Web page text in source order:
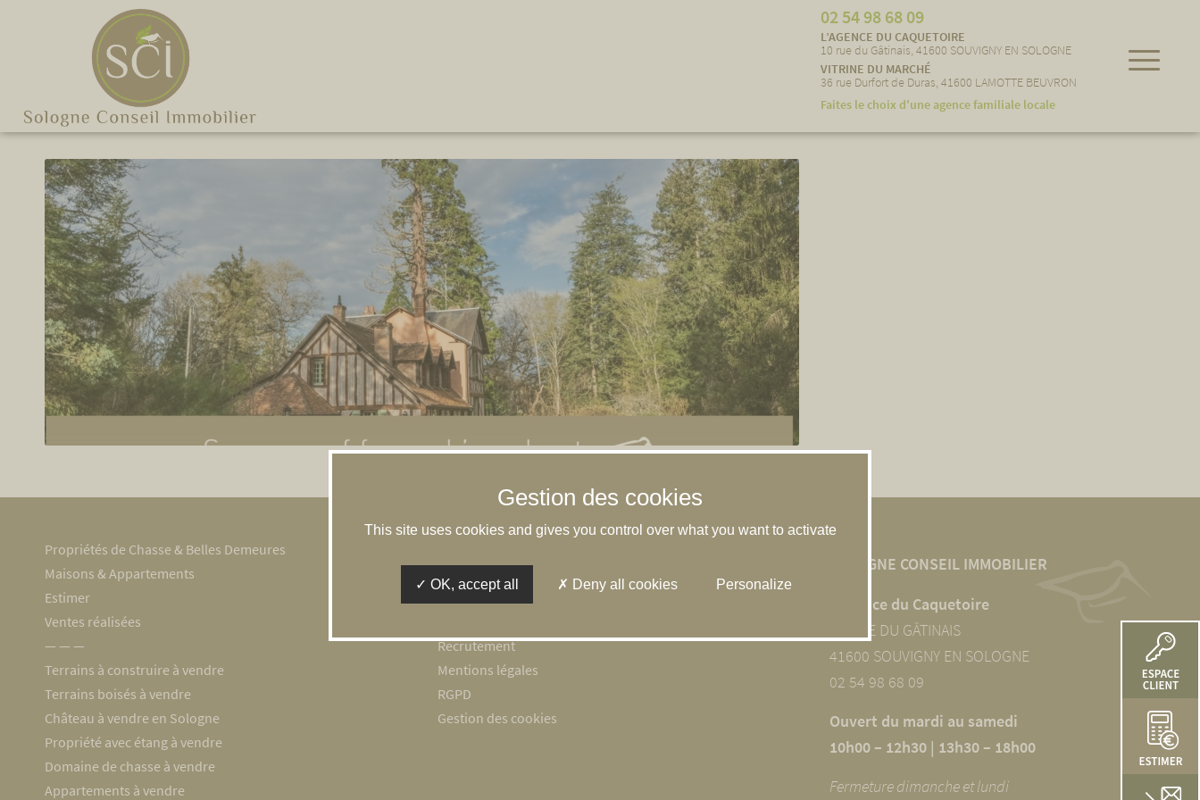
02 54 98 68 09
L’AGENCE DU CAQUETOIRE
10 rue du Gâtinais, 41600 SOUVIGNY EN SOLOGNE
VITRINE DU MARCHÉ
36 rue Durfort de Duras, 41600 LAMOTTE BEUVRON
Faites le choix d'une agence familiale locale
Propriétés de Chasse & Belles Demeures
Maisons & Appartements
Estimer
Ventes réalisées
― ― ―
Terrains à construire à vendre
Terrains boisés à vendre
Château à vendre en Sologne
Propriété avec étang à vendre
Domaine de chasse à vendre
Appartements à vendre
Honoraires
Recrutement
Mentions légales
RGPD
Gestion des cookies
SOLOGNE CONSEIL IMMOBILIER
L’agence du Caquetoire
10 RUE DU GÂTINAIS
41600 SOUVIGNY EN SOLOGNE
02 54 98 68 09
Ouvert du mardi au samedi
10h00 – 12h30 | 13h30 – 18h00
Fermeture dimanche et lundi
Cookies management panel
This site uses cookies and gives you control over what you want to activate
OK, accept all Deny all cookies Personalize